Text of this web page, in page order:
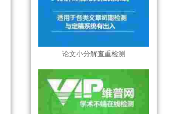
论文小分解查重检测